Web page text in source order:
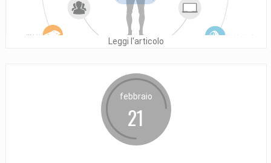
Leggi l'articolo
febbraio
21